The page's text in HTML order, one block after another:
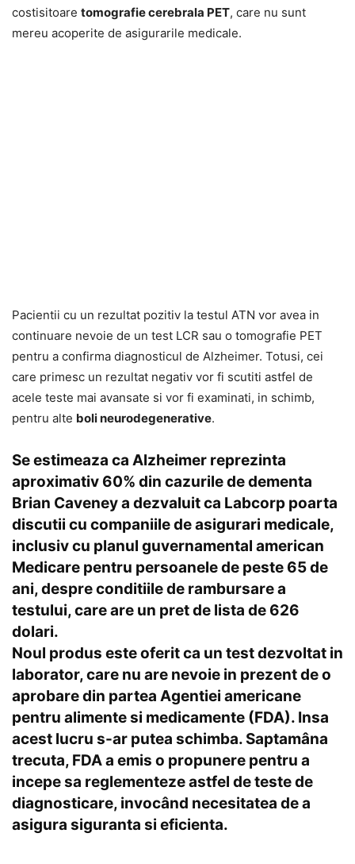
costisitoare tomografie cerebrala PET, care nu sunt
mereu acoperite de asigurarile medicale.
Pacientii cu un rezultat pozitiv la testul ATN vor avea in
continuare nevoie de un test LCR sau o tomografie PET
pentru a confirma diagnosticul de Alzheimer. Totusi, cei
care primesc un rezultat negativ vor fi scutiti astfel de
acele teste mai avansate si vor fi examinati, in schimb,
pentru alte boli neurodegenerative.
Se estimeaza ca Alzheimer reprezinta
aproximativ 60% din cazurile de dementa
Brian Caveney a dezvaluit ca Labcorp poarta
discutii cu companiile de asigurari medicale,
inclusiv cu planul guvernamental american
Medicare pentru persoanele de peste 65 de
ani, despre conditiile de rambursare a
testului, care are un pret de lista de 626
dolari.
Noul produs este oferit ca un test dezvoltat in
laborator, care nu are nevoie in prezent de o
aprobare din partea Agentiei americane
pentru alimente si medicamente (FDA). Insa
acest lucru s-ar putea schimba. Saptamâna
trecuta, FDA a emis o propunere pentru a
incepe sa reglementeze astfel de teste de
diagnosticare, invocând necesitatea de a
asigura siguranta si eficienta.